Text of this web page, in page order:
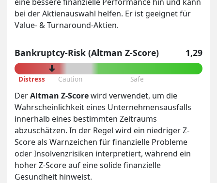
bei der Aktienauswahl helfen. Er ist geeignet für
Value- & Turnaround-Aktien.
Bankruptcy-Risk (Altman Z-Score) 1,29
Distress Caution Safe
DerAltman Z-Scorewird verwendet, um die
Wahrscheinlichkeit eines Unternehmensausfalls
innerhalb eines bestimmten Zeitraums
abzuschätzen. In der Regel wird ein niedriger Z-
Score als Warnzeichen für finanzielle Probleme
oder Insolvenzrisiken interpretiert, während ein
hoher Z-Score auf eine solide finanzielle
Gesundheit hinweist.